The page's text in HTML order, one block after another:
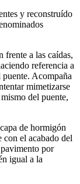
y reconstruído
frente a las caídas,
referencia a
Acompaña
mimetizarse
del puente,
de hormigón
con el acabado del
por
igual a la